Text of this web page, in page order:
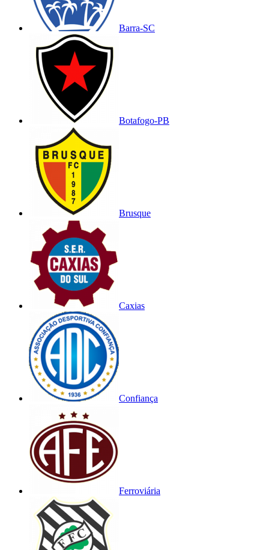
Barra-SC
Botafogo-PB
Brusque
Caxias
Confiança
Ferroviária